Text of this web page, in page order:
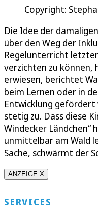
Copyright:
Die Idee der
über den Weg der
Regelunterricht
verzichten zu können,
erwiesen, berichtet
beim Lernen oder in
Entwicklung
stetig zu. Dass diese
Windecker Ländchen“
unmittelbar am Wald
Sache, schwärmt der
ANZEIGE X
SERVICES